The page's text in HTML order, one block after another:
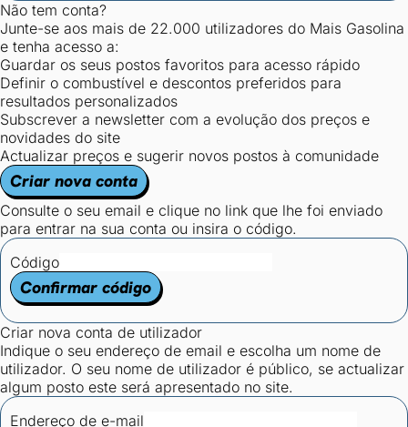
Não tem conta?
Junte-se aos mais de 22.000 utilizadores do Mais Gasolina
e tenha acesso a:
Guardar os seus postos favoritos para acesso rápido
Definir o combustível e descontos preferidos para
resultados personalizados
Subscrever a newsletter com a evolução dos preços e
novidades do site
Actualizar preços e sugerir novos postos à comunidade
Criar nova conta
Consulte o seu email e clique no link que lhe foi enviado
para entrar na sua conta ou insira o código.
Código
Confirmar código
Criar nova conta de utilizador
Indique o seu endereço de email e escolha um nome de
utilizador. O seu nome de utilizador é público, se actualizar
algum posto este será apresentado no site.
Endereço de e-mail